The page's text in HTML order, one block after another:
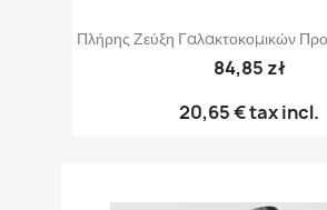
Πλήρης Ζεύξη Γαλακτοκομικών
84,85 zł
20,65 €tax incl.